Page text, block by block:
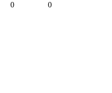
0 0